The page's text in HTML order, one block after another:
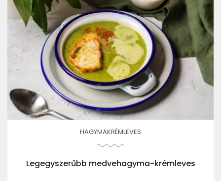
HAGYMAKRÉMLEVES
Legegyszerűbb medvehagyma-krémleves